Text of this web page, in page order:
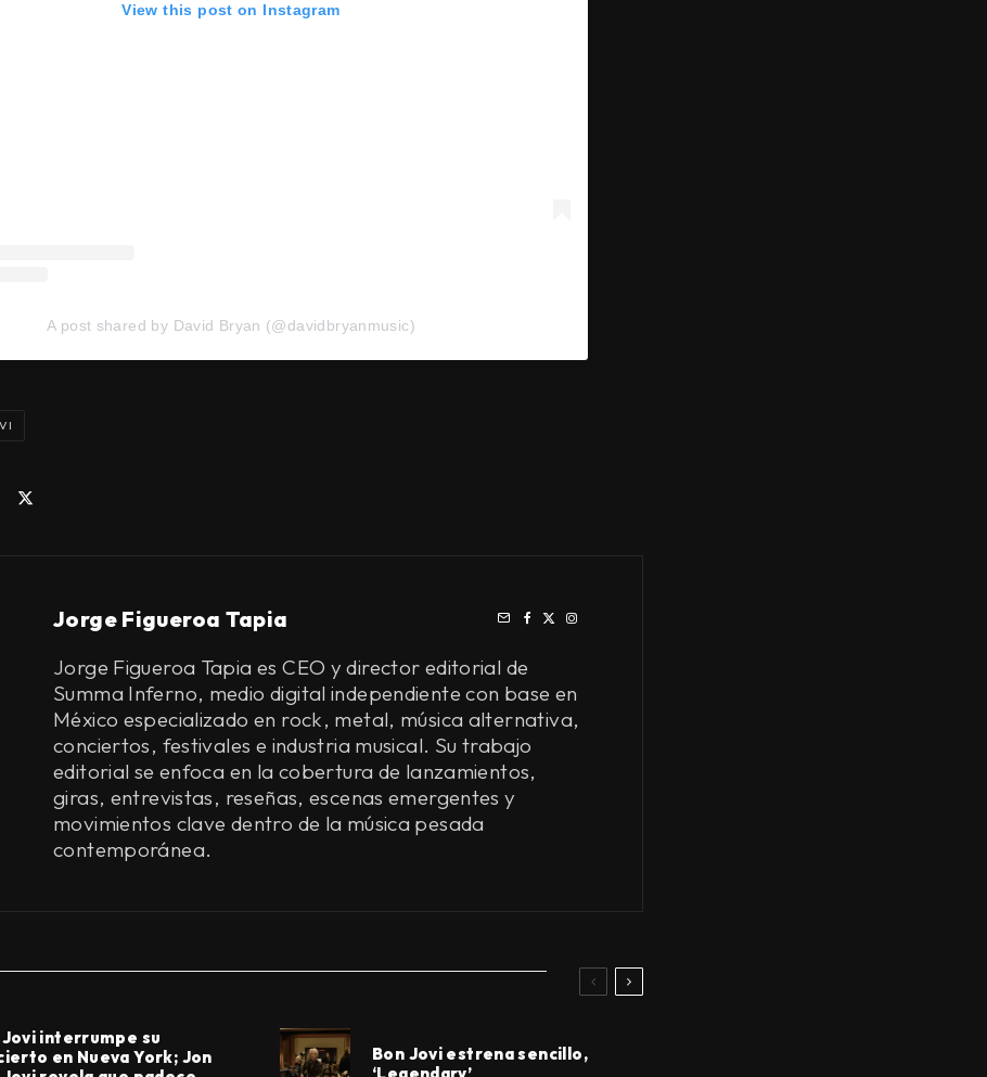
View this post on Instagram
A post shared by David Bryan (@davidbryanmusic)
Jorge Figueroa Tapia
Jorge Figueroa Tapia es CEO y director editorial de
Summa Inferno, medio digital independiente con base en
México especializado en rock, metal, música alternativa,
conciertos, festivales e industria musical. Su trabajo
editorial se enfoca en la cobertura de lanzamientos,
giras, entrevistas, reseñas, escenas emergentes y
movimientos clave dentro de la música pesada
contemporánea.
Jovi interrumpe su
en Nueva York; Jon
Bon Jovi estrena sencillo,